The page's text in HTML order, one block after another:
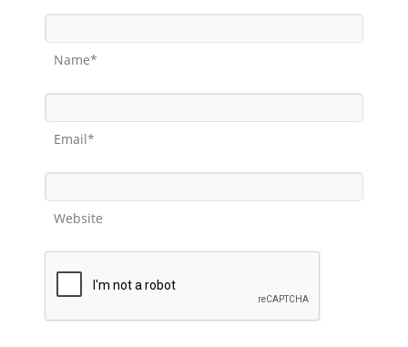
Name*
Email*
Website